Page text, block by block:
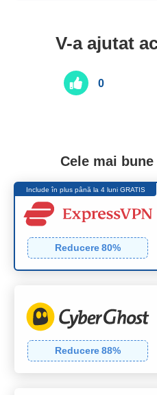
V-a ajutat
0
Cele mai
Include în plus până la 4 luni GRATIS
Reducere80%
Reducere88%